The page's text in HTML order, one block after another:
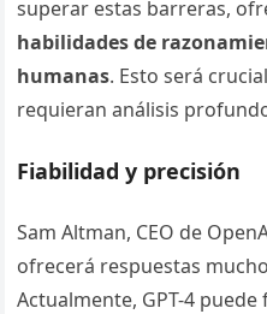
superar estas barreras,
habilidades de
humanas. Esto será
requieran análisis
Fiabilidad y precisión
Sam Altman, CEO de
ofrecerá respuestas
Actualmente, GPT-4